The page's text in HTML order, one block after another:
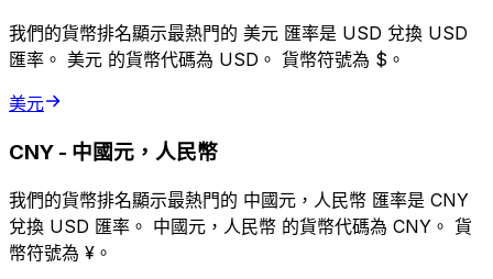
我們的貨幣排名顯示最熱門的 美元 匯率是 USD 兌換 USD
匯率。 美元 的貨幣代碼為 USD。 貨幣符號為 $。
美元
CNY - 中國元，人民幣
我們的貨幣排名顯示最熱門的 中國元，人民幣 匯率是 CNY
兌換 USD 匯率。 中國元，人民幣 的貨幣代碼為 CNY。 貨
幣符號為 ¥。